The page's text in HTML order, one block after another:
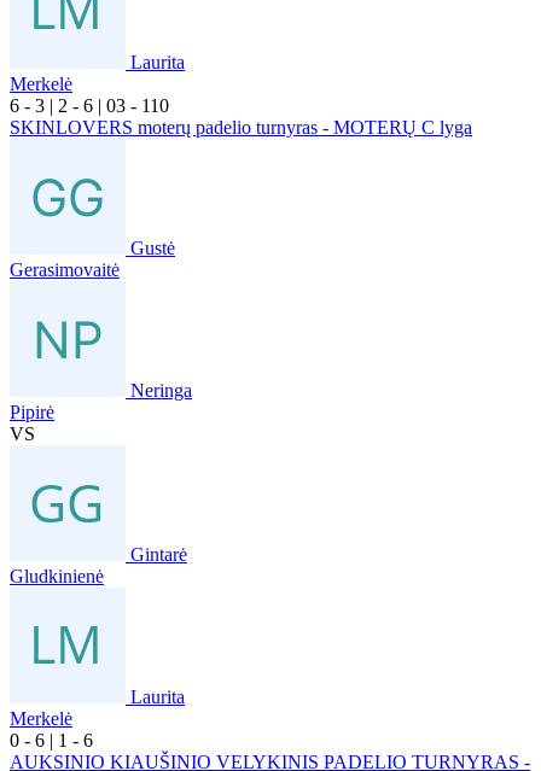
Laurita
Merkelė
6 - 3 | 2 - 6 | 03 - 110
SKINLOVERS moterų padelio turnyras - MOTERŲ C lyga
Gustė
Gerasimovaitė
Neringa
Pipirė
VS
Gintarė
Gludkinienė
Laurita
Merkelė
0 - 6 | 1 - 6
AUKSINIO KIAUŠINIO VELYKINIS PADELIO TURNYRAS -